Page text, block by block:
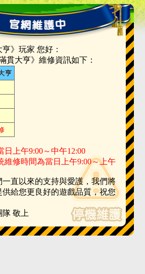
》玩家 您好：
貫大亨》維修資訊如下：
亨
上午9:00～中午12:00
修時間為當日上午9:00～上午
直以來的支持與愛護，我們將
給您更良好的遊戲品質，祝您
隊 敬上